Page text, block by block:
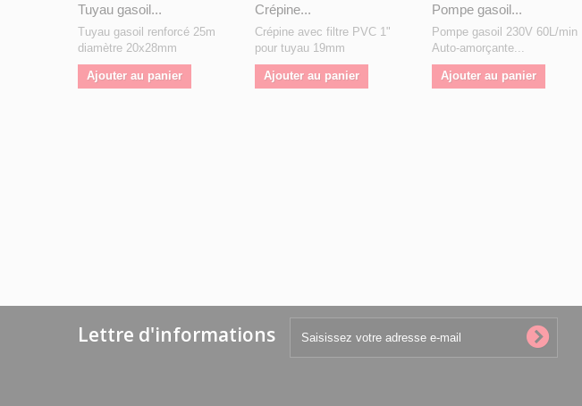
Tuyau gasoil...
Tuyau gasoil renforcé 25m
diamètre 20x28mm
Ajouter au panier
Crépine...
Crépine avec filtre PVC 1"
pour tuyau 19mm
Ajouter au panier
Pompe gasoil...
Pompe gasoil 230V 60L/min
Auto-amorçante...
Ajouter au panier
Lettre d'informations